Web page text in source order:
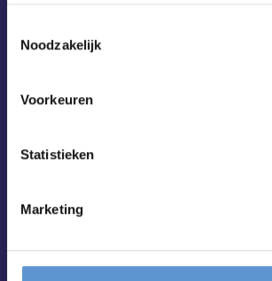
Noodzakelijk
Voorkeuren
Statistieken
Marketing